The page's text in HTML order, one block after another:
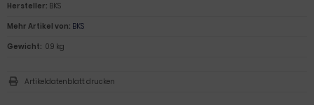
Hersteller: BKS
Mehr Artikel von: BKS
Gewicht: 0.9 kg
Artikeldatenblatt drucken